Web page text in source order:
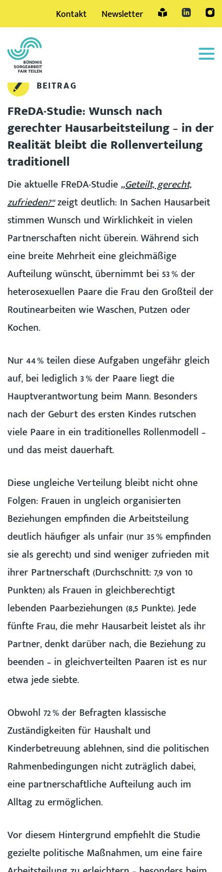
Kontakt
Newsletter
Sprache
BEITRAG
FReDA-Studie: Wunsch nach
gerechter Hausarbeitsteilung – in der
Realität bleibt die Rollenverteilung
traditionell
Die aktuelle FReDA-Studie„Geteilt, gerecht,
zufrieden?“zeigt deutlich: In Sachen Hausarbeit
stimmen Wunsch und Wirklichkeit in vielen
Partnerschaften nicht überein. Während sich
eine breite Mehrheit eine gleichmäßige
Aufteilung wünscht, übernimmt bei 53 % der
heterosexuellen Paare die Frau den Großteil der
Routinearbeiten wie Waschen, Putzen oder
Kochen.
Nur 44 % teilen diese Aufgaben ungefähr gleich
auf, bei lediglich 3 % der Paare liegt die
Hauptverantwortung beim Mann. Besonders
nach der Geburt des ersten Kindes rutschen
viele Paare in ein traditionelles Rollenmodell –
und das meist dauerhaft.
Diese ungleiche Verteilung bleibt nicht ohne
Folgen: Frauen in ungleich organisierten
Beziehungen empfinden die Arbeitsteilung
deutlich häufiger als unfair (nur 35 % empfinden
sie als gerecht) und sind weniger zufrieden mit
ihrer Partnerschaft (Durchschnitt: 7,9 von 10
Punkten) als Frauen in gleichberechtigt
lebenden Paarbeziehungen (8,5 Punkte). Jede
fünfte Frau, die mehr Hausarbeit leistet als ihr
Partner, denkt darüber nach, die Beziehung zu
beenden – in gleichverteilten Paaren ist es nur
etwa jede siebte.
Obwohl 72 % der Befragten klassische
Zuständigkeiten für Haushalt und
Kinderbetreuung ablehnen, sind die politischen
Rahmenbedingungen nicht zuträglich dabei,
eine partnerschaftliche Aufteilung auch im
Alltag zu ermöglichen.
Vor diesem Hintergrund empfiehlt die Studie
gezielte politische Maßnahmen, um eine faire